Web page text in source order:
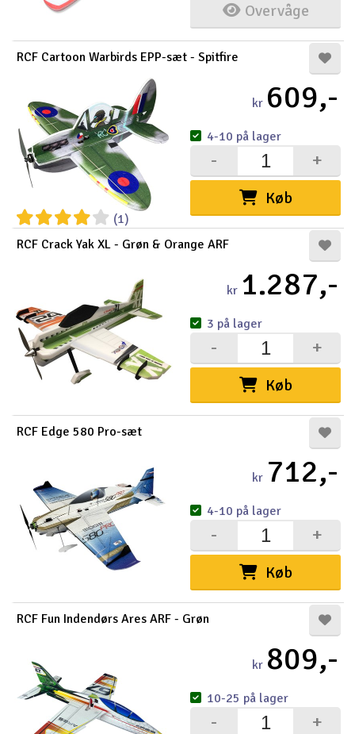
Overvåge
RCF Cartoon Warbirds EPP-sæt - Spitfire
(1)
kr 609,-
Køb
+
-
4-10 på lager
RCF Crack Yak XL - Grøn & Orange ARF
kr 1.287,-
Køb
+
-
3 på lager
RCF Edge 580 Pro-sæt
kr 712,-
Køb
+
-
4-10 på lager
RCF Fun Indendørs Ares ARF - Grøn
kr 809,-
+
-
10-25 på lager